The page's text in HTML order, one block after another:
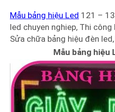
Mẫu bảng hiệu Led 121 –
led chuyen nghiep, Thi
Sửa chữa bảng hiệu đèn
Mẫu bảng hiệu